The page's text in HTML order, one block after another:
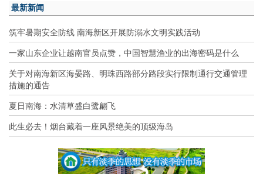
最新新闻
筑牢暑期安全防线 南海新区开展防溺水文明实践活动
一家山东企业让越南官员点赞，中国智慧渔业的出海密码是什么
关于对南海新区海晏路、明珠西路部分路段实行限制通行交通管理
措施的通告
夏日南海：水清草盛白鹭翩飞
此生必去！烟台藏着一座风景绝美的顶级海岛